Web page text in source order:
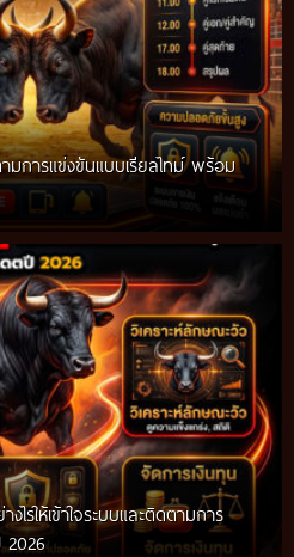
การแข่งขันแบบเรียลไทม์ พร้อม
รให้เข้าใจระบบและติดตามการ
2026